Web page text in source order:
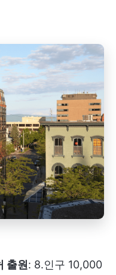
출원: 8.인구 10,000